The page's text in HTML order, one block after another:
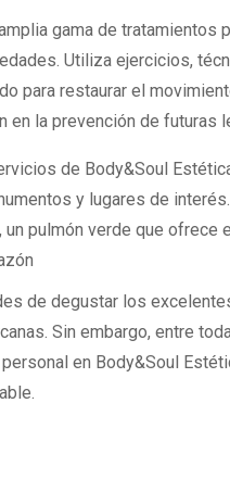
gama de tratamientos
Utiliza ejercicios,
para restaurar el
en la prevención de futuras
de Body&Soul
y lugares de
un pulmón verde que ofrece
de degustar los
Sin embargo, entre
en Body&Soul